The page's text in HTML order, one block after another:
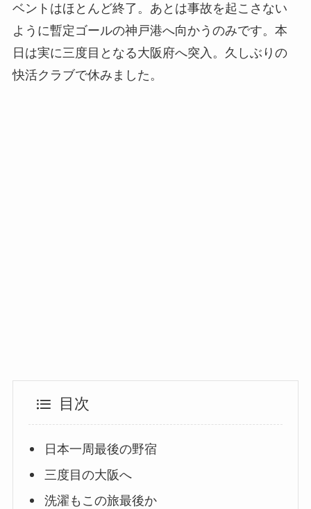
ベントはほとんど終了。あとは事故を起こさない
ように暫定ゴールの神戸港へ向かうのみです。本
日は実に三度目となる大阪府へ突入。久しぶりの
快活クラブで休みました。
目次
日本一周最後の野宿
三度目の大阪へ
洗濯もこの旅最後か